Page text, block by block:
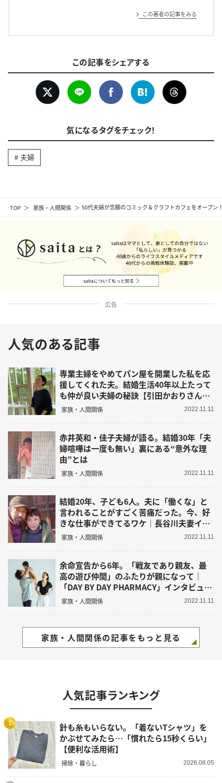
TOP 家族・人間関係 50代夫婦が念願のコミック＆クラフトカフェをオープ
この著者の記事をみる
この記事をシェアする
気になるタグをチェック！
夫婦
広告
人気のある記事
専業主婦をやめてパン屋を開業した私を応
援してくれた夫。結婚生活40年以上たって
も仲が良い夫婦の秘訣【引田かおりさんイ
ンタビュー】
家族・人間関係 2022.11.11
赤井英和・佳子夫婦が語る。結婚30年「夫
婦喧嘩は一度も無い」裏にある“意外な理
由”とは
家族・人間関係 2022.11.11
結婚20年、子ども6人。夫に「働くな」と
言われることがすごく苦痛だった。今、好
きな仕事ができてるワケ｜長谷川夫妻イン
タビュー前編
家族・人間関係 2022.11.11
余命宣告から6年。「戦友であり親友、最
高の遊び仲間」のふたりが親になって｜
「DAY BY DAY PHARMACY」インタビュー
後編
家族・人間関係 2022.11.11
家族・人間関係の記事をもっと見る
人気記事ランキング
1
針も糸もいらない。「着ないTシャツ」を
かぶせてみたら…「慣れたら15秒くらい」
【便利な活用術】
掃除・暮らし 2026.08.05